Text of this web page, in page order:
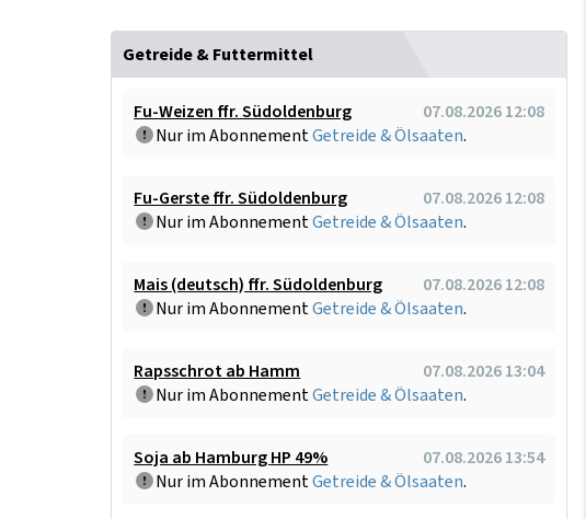
Getreide & Futtermittel
Fu-Weizen ffr. Südoldenburg
07.08.2026 12:08
Nur im AbonnementGetreide & Ölsaaten.
Fu-Gerste ffr. Südoldenburg
07.08.2026 12:08
Nur im AbonnementGetreide & Ölsaaten.
Mais (deutsch) ffr. Südoldenburg
07.08.2026 12:08
Nur im AbonnementGetreide & Ölsaaten.
Rapsschrot ab Hamm
07.08.2026 13:04
Nur im AbonnementGetreide & Ölsaaten.
Soja ab Hamburg HP 49%
07.08.2026 13:54
Nur im AbonnementGetreide & Ölsaaten.